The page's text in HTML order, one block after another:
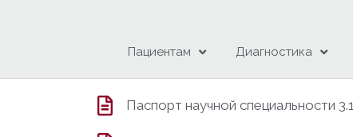
Пациентам Диагностика
Паспорт научной специальности